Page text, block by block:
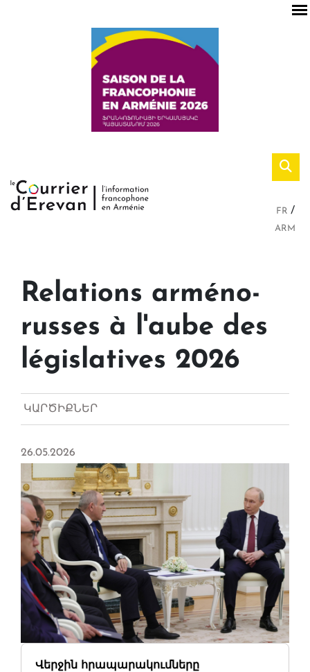
FR
ARM
Relations arméno-
russes à l'aube des
législatives 2026
ԿԱՐԾԻՔՆԵՐ
26.05.2026
Վերջին հրապարակումները